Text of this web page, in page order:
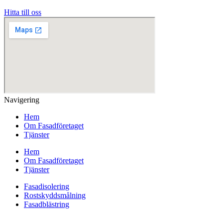
Hitta till oss
Navigering
Hem
Om Fasadföretaget
Tjänster
Hem
Om Fasadföretaget
Tjänster
Fasadisolering
Rostskyddsmålning
Fasadblästring